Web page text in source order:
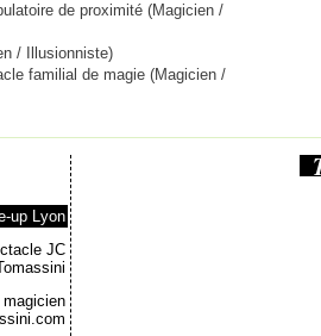
de proximité (Magicien /
/ Illusionniste)
familial de magie (Magicien /
up Lyon
JC